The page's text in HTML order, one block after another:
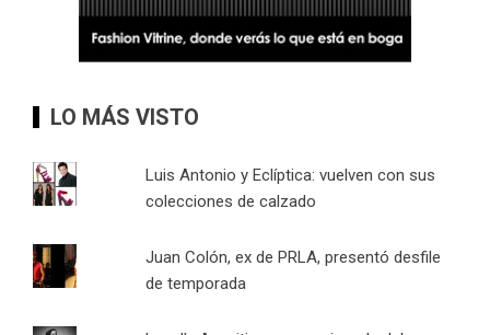
LO MÁS VISTO
Luis Antonio y Eclíptica: vuelven con sus
colecciones de calzado
Juan Colón, ex de PRLA, presentó desfile
de temporada